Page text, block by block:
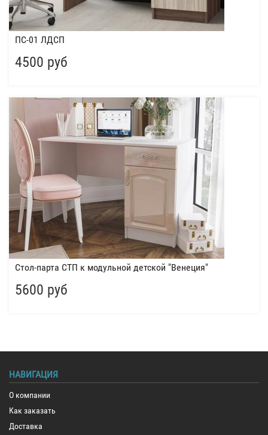
ПС-01 ЛДСП
4500 руб
Стол-парта СТП к модульной детской "Венеция"
5600 руб
НАВИГАЦИЯ
О компании
Как заказать
Доставка